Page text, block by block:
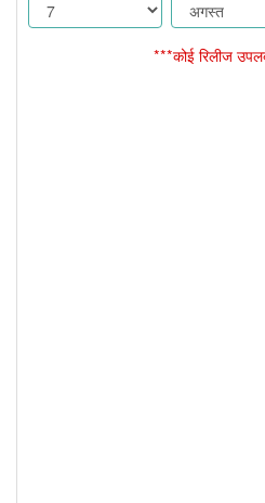
***कोई रिलीज